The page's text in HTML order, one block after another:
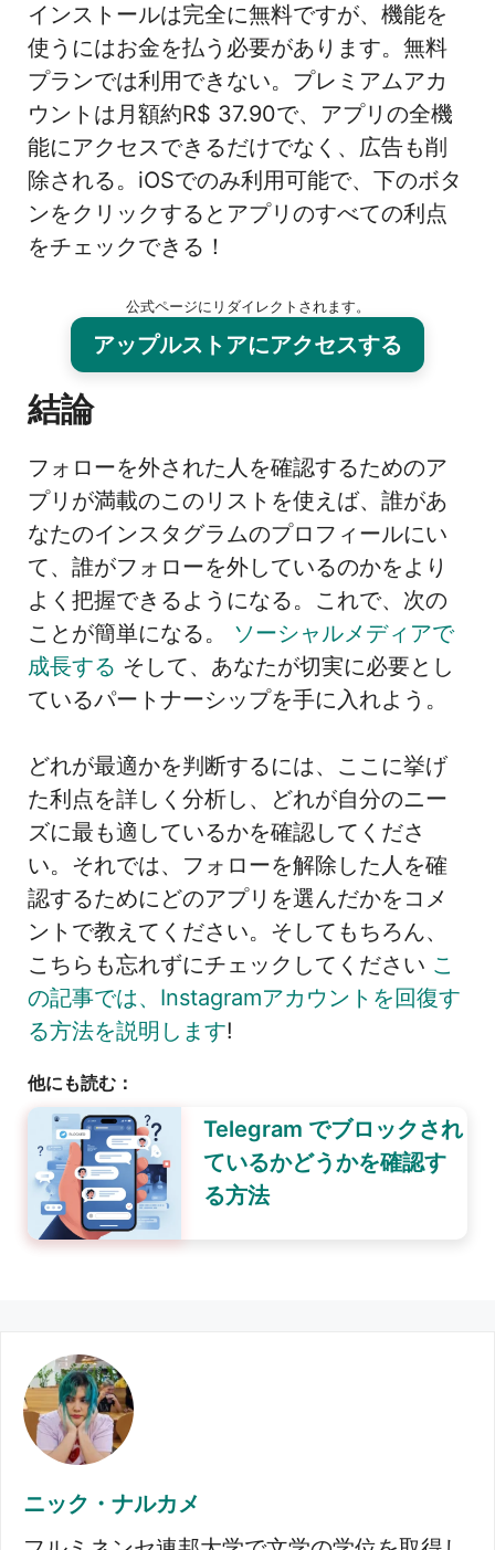
インストールは完全に無料ですが、機能を
使うにはお金を払う必要があります。無料
プランでは利用できない。プレミアムアカ
ウントは月額約R$ 37.90で、アプリの全機
能にアクセスできるだけでなく、広告も削
除される。iOSでのみ利用可能で、下のボタ
ンをクリックするとアプリのすべての利点
をチェックできる！
公式ページにリダイレクトされます。
アップルストアにアクセスする
結論
フォローを外された人を確認するためのア
プリが満載のこのリストを使えば、誰があ
なたのインスタグラムのプロフィールにい
て、誰がフォローを外しているのかをより
よく把握できるようになる。これで、次の
ことが簡単になる。 ソーシャルメディアで
成長する そして、あなたが切実に必要とし
ているパートナーシップを手に入れよう。
どれが最適かを判断するには、ここに挙げ
た利点を詳しく分析し、どれが自分のニー
ズに最も適しているかを確認してくださ
い。それでは、フォローを解除した人を確
認するためにどのアプリを選んだかをコメ
ントで教えてください。そしてもちろん、
こちらも忘れずにチェックしてください こ
の記事では、Instagramアカウントを回復す
る方法を説明します!
他にも読む：
Telegram でブロックされ
ているかどうかを確認す
る方法
ニック・ナルカメ